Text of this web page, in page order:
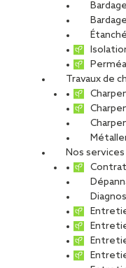
Travaux de
Nos
Peux-tu te